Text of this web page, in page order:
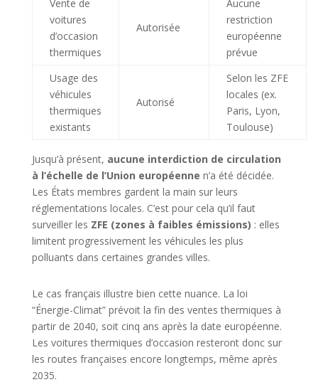
Vente de
voitures
d’occasion
thermiques
Autorisée
Aucune
restriction
européenne
prévue
Usage des
véhicules
thermiques
existants
Autorisé
Selon les ZFE
locales (ex.
Paris, Lyon,
Toulouse)
Jusqu’à présent, aucune interdiction de circulation
à l’échelle de l’Union européenne n’a été décidée.
Les États membres gardent la main sur leurs
réglementations locales. C’est pour cela qu’il faut
surveiller les ZFE (zones à faibles émissions) : elles
limitent progressivement les véhicules les plus
polluants dans certaines grandes villes.
Le cas français illustre bien cette nuance. La loi
“Énergie-Climat” prévoit la fin des ventes thermiques à
partir de 2040, soit cinq ans après la date européenne.
Les voitures thermiques d’occasion resteront donc sur
les routes françaises encore longtemps, même après
2035.